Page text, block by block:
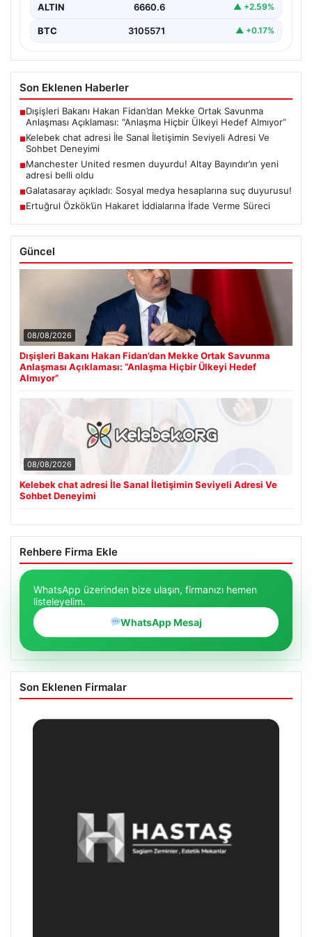
ALTIN 6660.6 ▲ +2.59%
BTC 3105571 ▲ +0.17%
Son Eklenen Haberler
■Dışişleri Bakanı Hakan Fidan’dan Mekke Ortak Savunma
Anlaşması Açıklaması: “Anlaşma Hiçbir Ülkeyi Hedef Almıyor”
■Kelebek chat adresi İle Sanal İletişimin Seviyeli Adresi Ve
Sohbet Deneyimi
■Manchester United resmen duyurdu! Altay Bayındır’ın yeni
adresi belli oldu
■Galatasaray açıkladı: Sosyal medya hesaplarına suç duyurusu!
■Ertuğrul Özkök’ün Hakaret İddialarına İfade Verme Süreci
Güncel
08/08/2026
Dışişleri Bakanı Hakan Fidan’dan Mekke Ortak Savunma
Anlaşması Açıklaması: “Anlaşma Hiçbir Ülkeyi Hedef
Almıyor”
08/08/2026
Kelebek chat adresi İle Sanal İletişimin Seviyeli Adresi Ve
Sohbet Deneyimi
Rehbere Firma Ekle
WhatsApp üzerinden bize ulaşın, firmanızı hemen
listeleyelim.
WhatsApp Mesaj
Son Eklenen Firmalar